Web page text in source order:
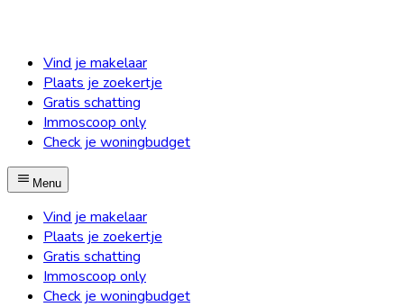
Vind je makelaar
Plaats je zoekertje
Gratis schatting
Immoscoop only
Check je woningbudget
Menu
Vind je makelaar
Plaats je zoekertje
Gratis schatting
Immoscoop only
Check je woningbudget